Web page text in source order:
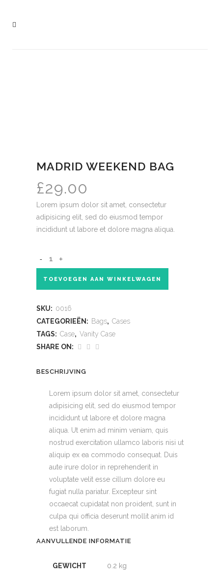
MADRID WEEKEND BAG
£29.00
Lorem ipsum dolor sit amet, consectetur
adipisicing elit, sed do eiusmod tempor
incididunt ut labore et dolore magna aliqua.
TOEVOEGEN AAN WINKELWAGEN
SKU: 0016
CATEGORIEËN: Bags, Cases
TAGS: Case, Vanity Case
SHARE ON:
BESCHRIJVING
Lorem ipsum dolor sit amet, consectetur
adipisicing elit, sed do eiusmod tempor
incididunt ut labore et dolore magna
aliqua. Ut enim ad minim veniam, quis
nostrud exercitation ullamco laboris nisi ut
aliquip ex ea commodo consequat. Duis
aute irure dolor in reprehenderit in
voluptate velit esse cillum dolore eu
fugiat nulla pariatur. Excepteur sint
occaecat cupidatat non proident, sunt in
culpa qui officia deserunt mollit anim id
est laborum.
AANVULLENDE INFORMATIE
GEWICHT 0.2 kg